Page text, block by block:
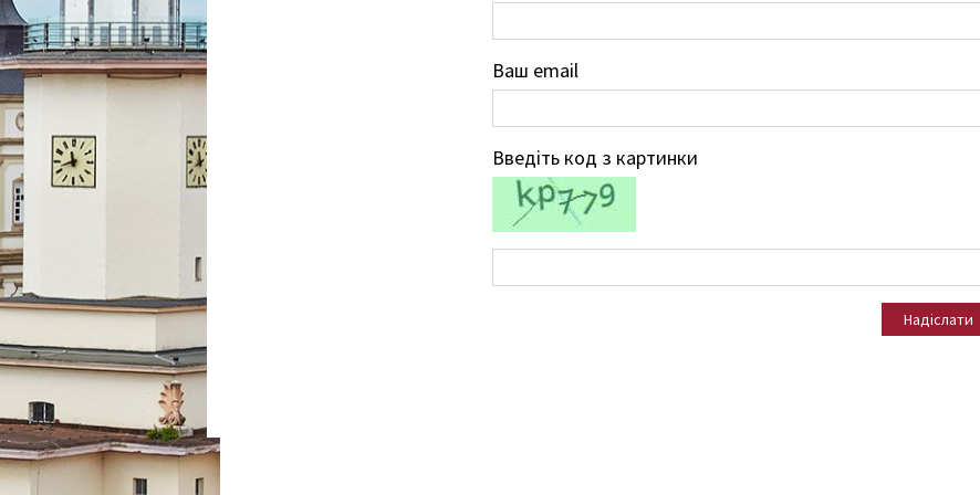
Ваш email
Введіть код з картинки
Надіслати